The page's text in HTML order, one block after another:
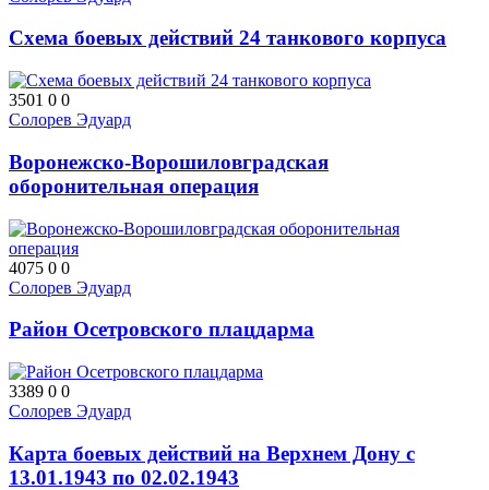
Схема боевых действий 24 танкового корпуса
3501 0 0
Солорев Эдуард
Воронежско-Ворошиловградская
оборонительная операция
4075 0 0
Солорев Эдуард
Район Осетровского плацдарма
3389 0 0
Солорев Эдуард
Карта боевых действий на Верхнем Дону с
13.01.1943 по 02.02.1943